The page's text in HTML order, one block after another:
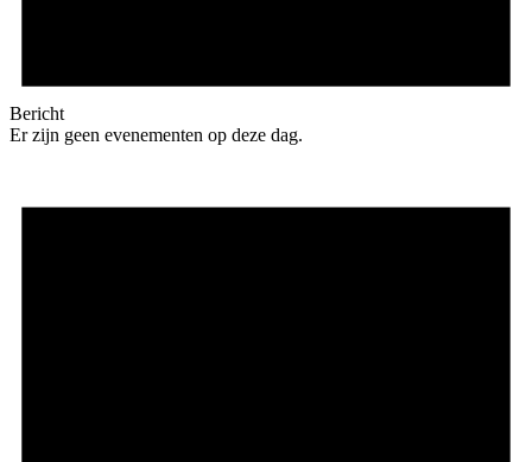
Bericht
Er zijn geen evenementen op deze dag.